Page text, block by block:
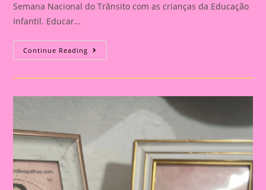
Semana Nacional do Trânsito com as crianças da Educação
Infantil. Educar…
Continue Reading Atividade
Com
Tema
Trânsito|Despertando
Consciência
Fundamental